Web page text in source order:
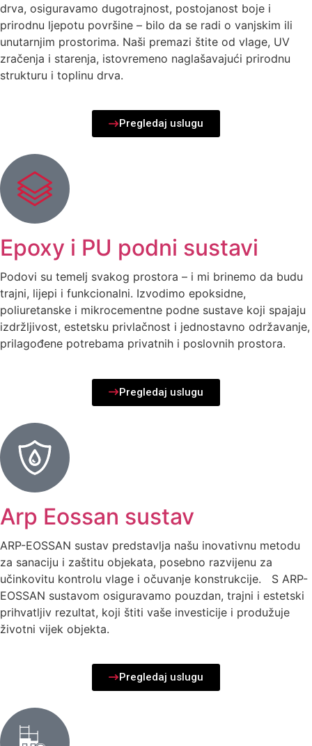
drva, osiguravamo dugotrajnost, postojanost boje i
prirodnu ljepotu površine – bilo da se radi o vanjskim ili
unutarnjim prostorima. Naši premazi štite od vlage, UV
zračenja i starenja, istovremeno naglašavajući prirodnu
strukturu i toplinu drva.
Pregledaj uslugu
Epoxy i PU podni sustavi
Podovi su temelj svakog prostora – i mi brinemo da budu
trajni, lijepi i funkcionalni. Izvodimo epoksidne,
poliuretanske i mikrocementne podne sustave koji spajaju
izdržljivost, estetsku privlačnost i jednostavno održavanje,
prilagođene potrebama privatnih i poslovnih prostora.
Pregledaj uslugu
Arp Eossan sustav
ARP-EOSSAN sustav predstavlja našu inovativnu metodu
za sanaciju i zaštitu objekata, posebno razvijenu za
učinkovitu kontrolu vlage i očuvanje konstrukcije. S ARP-
EOSSAN sustavom osiguravamo pouzdan, trajni i estetski
prihvatljiv rezultat, koji štiti vaše investicije i produžuje
životni vijek objekta.
Pregledaj uslugu